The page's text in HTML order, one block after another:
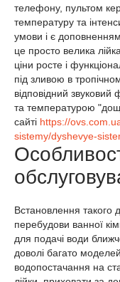
телефону, пультом
температуру та
умови і є
це просто велика
ціни росте і
під зливою в
відповідний
та температурою
сайті https://
sistemy/dyshevye-
Встановлення такого
перебудови ванної
для подачі води
доволі багато
водопостачання на